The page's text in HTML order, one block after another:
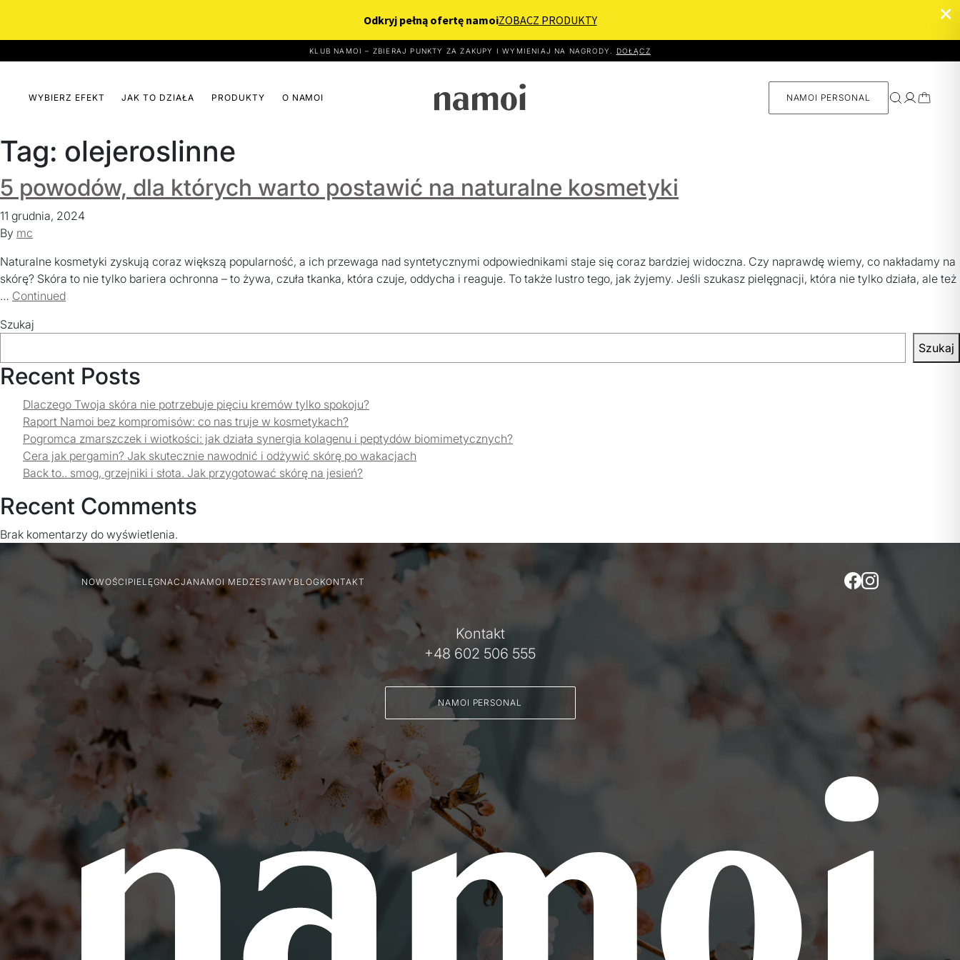
KLUB NAMOI – ZBIERAJ PUNKTY ZA ZAKUPY I WYMIENIAJ NA NAGRODY. DOŁĄCZ
WYBIERZ EFEKT JAK TO DZIAŁA PRODUKTY
Pielęgnacja
TONIK
SERUM NA NOC
SZAMPON
Skóra podrażniona, reaktywna i atopowa.
NATURAL
BLIZNOWCE
OPARZENIA
O NAMOI NAMOI PERSONAL
Skóra
podrażniona,
SPRAWDŻ ›
Przebarwienia
i naczynka
SPRAWDŻ ›
Przeciwzmarszczkowy,
skóra wiotka,
SPRAWDŻ ›
do Ciebie
SPRAWDŻ ›
Tag: olejeroslinne
5 powodów, dla których warto postawić na naturalne kosmetyki
11 grudnia, 2024
By mc
Naturalne kosmetyki zyskują coraz większą popularność, a ich przewaga nad syntetycznymi odpowiednikami staje się coraz bardziej widoczna. Czy naprawdę wiemy, co nakładamy na
skórę? Skóra to nie tylko bariera ochronna – to żywa, czuła tkanka, która czuje, oddycha i reaguje. To także lustro tego, jak żyjemy. Jeśli szukasz pielęgnacji, która nie tylko działa, ale też
… Continued
Szukaj
Szukaj
Recent Posts
Dlaczego Twoja skóra nie potrzebuje pięciu kremów tylko spokoju?
Raport Namoi bez kompromisów: co nas truje w kosmetykach?
Pogromca zmarszczek i wiotkości: jak działa synergia kolagenu i peptydów biomimetycznych?
Cera jak pergamin? Jak skutecznie nawodnić i odżywić skórę po wakacjach
Back to.. smog, grzejniki i słota. Jak przygotować skórę na jesień?
Recent Comments
Brak komentarzy do wyświetlenia.
NOWOŚCI PIELĘGNACJANAMOI MEDZESTAWYBLOG KONTAKT
Kontakt
+48 602 506 555
NAMOI PERSONAL